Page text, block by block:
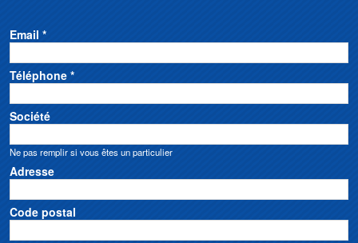
Email *
Téléphone *
Société
Ne pas remplir si vous êtes un particulier
Adresse
Code postal